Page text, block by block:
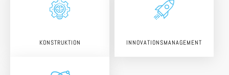
KONSTRUKTION INNOVATIONSMANAGEMENT